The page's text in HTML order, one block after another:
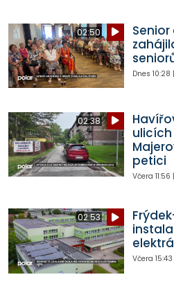
02:50
Dnes 10:28 |
02:38
ulicích
petici
Včera 11:56 |
02:53
Včera 15:43